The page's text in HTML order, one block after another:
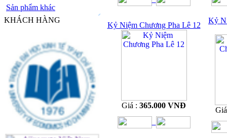
Sản phẩm khác
KHÁCH HÀNG
Kỷ Niệm Chương Pha Lê 12
Giá : 365.000 VNĐ
Kỷ